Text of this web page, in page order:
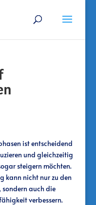
ist entscheidend
und gleichzeitig
steigern möchten.
kann nicht nur zu den
sondern auch die
verbessern.